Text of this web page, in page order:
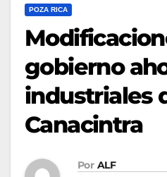
POZA RICA
gobierno
industriales
Canacintra
Por ALF